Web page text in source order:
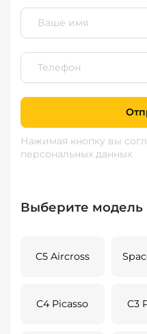
Нажимая кнопку вы
персональных данных
Выберите модель
C5 Aircross
C4 Picasso C3